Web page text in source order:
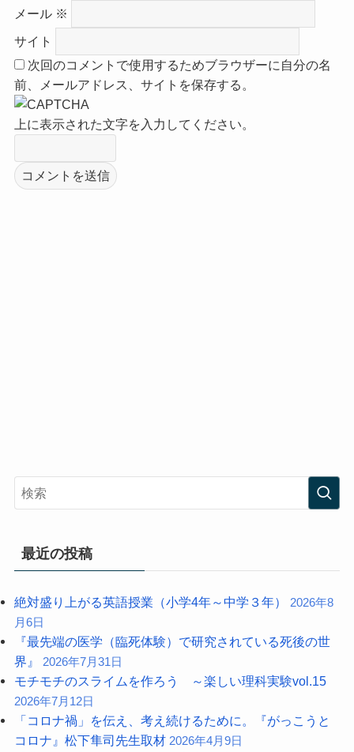
メール ※
サイト
次回のコメントで使用するためブラウザーに自分の名
前、メールアドレス、サイトを保存する。
上に表示された文字を入力してください。
最近の投稿
絶対盛り上がる英語授業（小学4年～中学３年） 2026年8
月6日
『最先端の医学（臨死体験）で研究されている死後の世
界』 2026年7月31日
モチモチのスライムを作ろう ～楽しい理科実験vol.15
2026年7月12日
「コロナ禍」を伝え、考え続けるために。『がっこうと
コロナ』松下隼司先生取材 2026年4月9日